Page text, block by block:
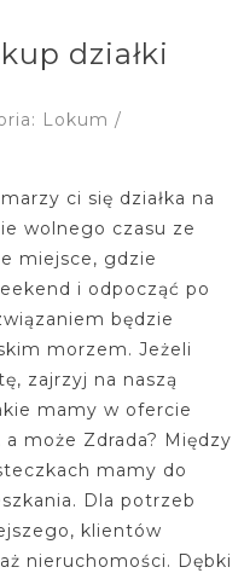
działki
Lokum /
ci się działka na
wolnego czasu ze
miejsce, gdzie
i odpocząć po
będzie
morzem. Jeżeli
zajrzyj na naszą
mamy w ofercie
może Zdrada? Między
mamy do
Dla potrzeb
klientów
nieruchomości. Dębki